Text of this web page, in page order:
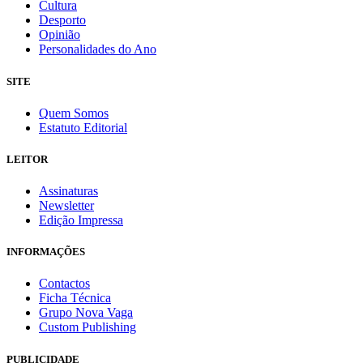
Cultura
Desporto
Opinião
Personalidades do Ano
SITE
Quem Somos
Estatuto Editorial
LEITOR
Assinaturas
Newsletter
Edição Impressa
INFORMAÇÕES
Contactos
Ficha Técnica
Grupo Nova Vaga
Custom Publishing
PUBLICIDADE